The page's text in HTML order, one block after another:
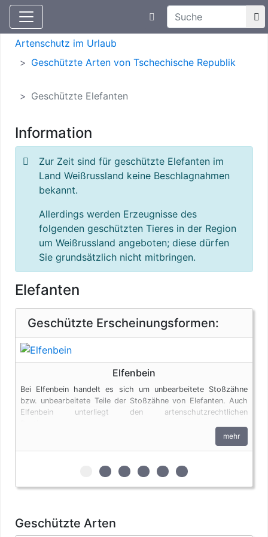
Aktuelle Meldungen
Suchtexteingabe
Artenschutz
Artenschutz im Urlaub
Geschützte Arten von Tschechische Republik
Geschützte Elefanten
Information
Zur Zeit sind für geschützte Elefanten im
Land Weißrussland keine Beschlagnahmen
bekannt.
Allerdings werden Erzeugnisse des
folgenden geschützten Tieres in der Region
um Weißrussland angeboten; diese dürfen
Sie grundsätzlich nicht mitbringen.
Elefanten
Geschützte Erscheinungsformen:
Elfenbein
Bei Elfenbein handelt es sich um unbearbeitete Stoßzähne
bzw. unbearbeitete Teile der Stoßzähne von Elefanten. Auch
Elfenbein unterliegt den artenschutzrechtlichen
mehr
zur 1. geschützten Erscheinungsform
zur 2. geschützten
zur 3. geschützten
zur 4. geschützten
zur 5. geschützten
zur 6. geschützten
Geschützte Arten